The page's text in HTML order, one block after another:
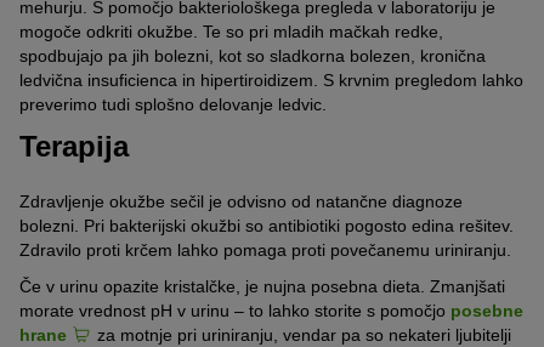
mehurju. S pomočjo bakteriološkega pregleda v laboratoriju je
mogoče odkriti okužbe. Te so pri mladih mačkah redke,
spodbujajo pa jih bolezni, kot so sladkorna bolezen, kronična
ledvična insuficienca in hipertiroidizem. S krvnim pregledom lahko
preverimo tudi splošno delovanje ledvic.
Terapija
Zdravljenje okužbe sečil je odvisno od natančne diagnoze
bolezni. Pri bakterijski okužbi so antibiotiki pogosto edina rešitev.
Zdravilo proti krčem lahko pomaga proti povečanemu uriniranju.
Če v urinu opazite kristalčke, je nujna posebna dieta. Zmanjšati
morate vrednost pH v urinu – to lahko storite s pomočjo posebne
hrane
za motnje pri uriniranju, vendar pa so nekateri ljubitelji